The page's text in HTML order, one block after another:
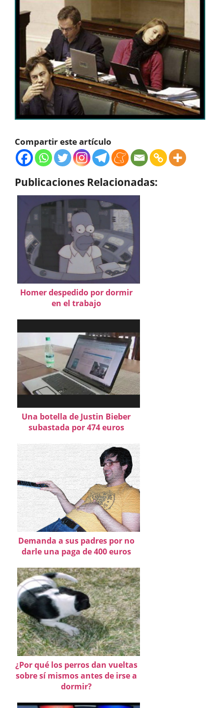
Compartir este artículo
Publicaciones Relacionadas:
Homer despedido por dormir
en el trabajo
Una botella de Justin Bieber
subastada por 474 euros
Demanda a sus padres por no
darle una paga de 400 euros
¿Por qué los perros dan vueltas
sobre sí mismos antes de irse a
dormir?